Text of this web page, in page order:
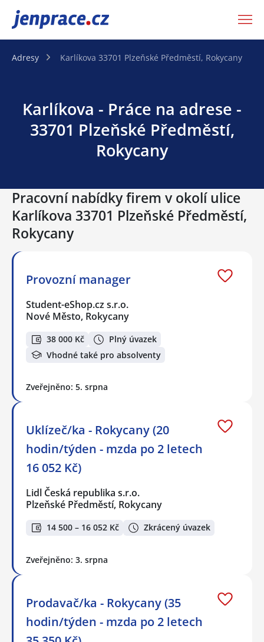
JenPráce.cz
Adresy Karlíkova 33701 Plzeňské Předměstí, Rokycany
Karlíkova - Práce na adrese -
33701 Plzeňské Předměstí,
Rokycany
Pracovní nabídky firem v okolí ulice
Karlíkova 33701 Plzeňské Předměstí,
Rokycany
Provozní manager
Student-eShop.cz s.r.o.
Nové Město, Rokycany
38 000 Kč
Plný úvazek
Vhodné také pro absolventy
Zveřejněno: 5. srpna
Uklízeč/ka - Rokycany (20
hodin/týden - mzda po 2 letech
16 052 Kč)
Lidl Česká republika s.r.o.
Plzeňské Předměstí, Rokycany
14 500 – 16 052 Kč Zkrácený úvazek
Zveřejněno: 3. srpna
Prodavač/ka - Rokycany (35
hodin/týden - mzda po 2 letech